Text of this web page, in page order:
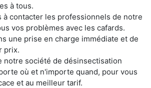
à tous.
à contacter les professionnels de notre
vos problèmes avec les cafards.
une prise en charge immédiate et de
prix.
notre société de désinsectisation
où et n'importe quand, pour vous
et au meilleur tarif.